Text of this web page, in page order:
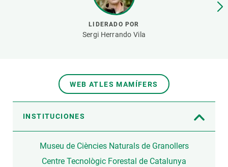
LIDERADO POR
Sergi Herrando Vila
WEB ATLES MAMÍFERS
INSTITUCIONES
Museu de Ciències Naturals de Granollers
Centre Tecnològic Forestal de Catalunya